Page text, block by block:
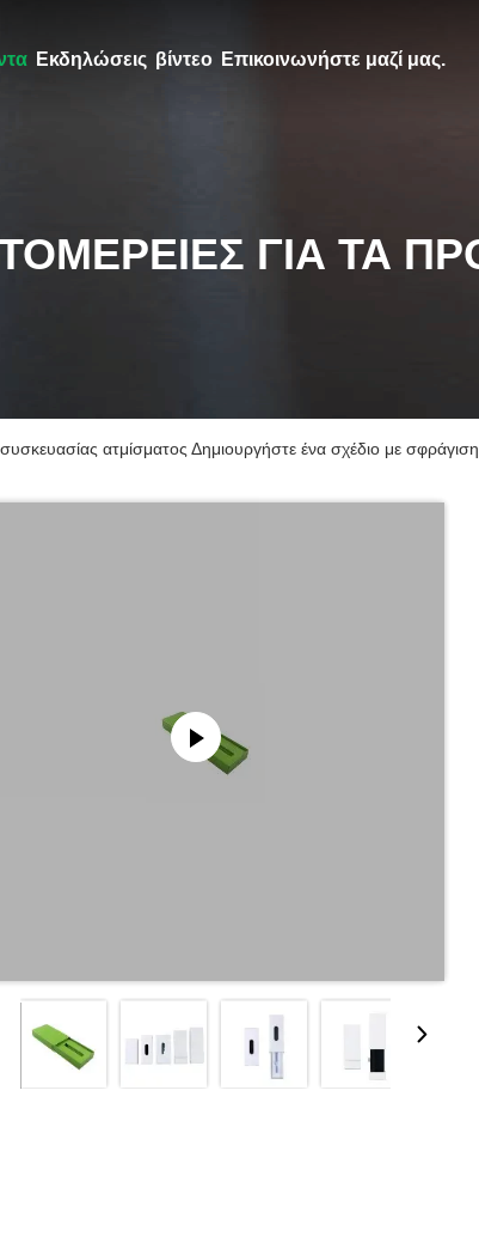
Εκδηλώσεις βίντεο Επικοινωνήστε μαζί μας.
ΓΙΑ ΤΑ
ατμίσματος Δημιουργήστε ένα σχέδιο με